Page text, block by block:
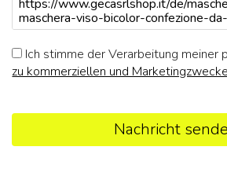
Ich stimme der Verarbeitung meiner
zu kommerziellen und
Nachricht